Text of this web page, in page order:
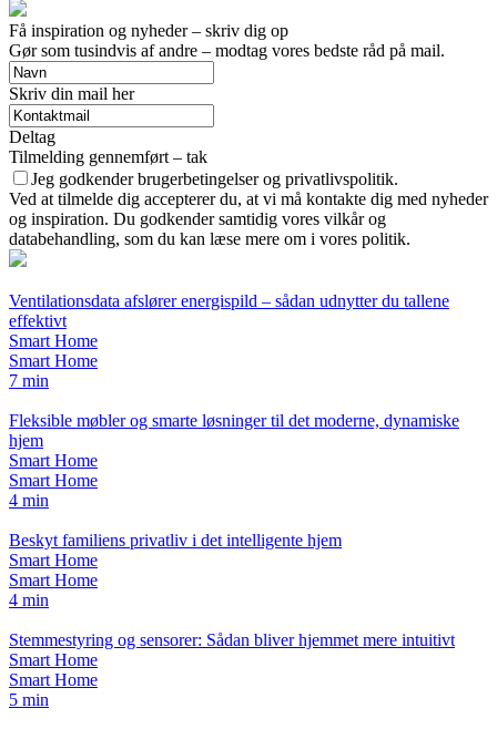
Få inspiration og nyheder – skriv dig op
Gør som tusindvis af andre – modtag vores bedste råd på mail.
Skriv din mail her
Deltag
Tilmelding gennemført – tak
Jeg godkender brugerbetingelser og privatlivspolitik.
Ved at tilmelde dig accepterer du, at vi må kontakte dig med nyheder
og inspiration. Du godkender samtidig vores vilkår og
databehandling, som du kan læse mere om i vores politik.
Ventilationsdata afslører energispild – sådan udnytter du tallene
effektivt
Smart Home
Smart Home
7 min
Fleksible møbler og smarte løsninger til det moderne, dynamiske
hjem
Smart Home
Smart Home
4 min
Beskyt familiens privatliv i det intelligente hjem
Smart Home
Smart Home
4 min
Stemmestyring og sensorer: Sådan bliver hjemmet mere intuitivt
Smart Home
Smart Home
5 min